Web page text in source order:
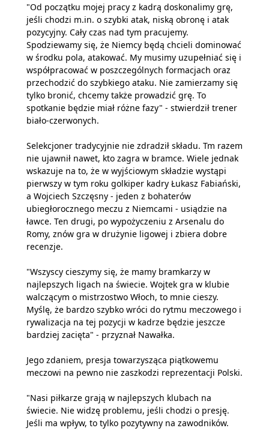
"Od początku mojej pracy z kadrą doskonalimy grę,
jeśli chodzi m.in. o szybki atak, niską obronę i atak
pozycyjny. Cały czas nad tym pracujemy.
Spodziewamy się, że Niemcy będą chcieli dominować
w środku pola, atakować. My musimy uzupełniać się i
współpracować w poszczególnych formacjach oraz
przechodzić do szybkiego ataku. Nie zamierzamy się
tylko bronić, chcemy także prowadzić grę. To
spotkanie będzie miał różne fazy" - stwierdził trener
biało-czerwonych.
Selekcjoner tradycyjnie nie zdradził składu. Tm razem
nie ujawnił nawet, kto zagra w bramce. Wiele jednak
wskazuje na to, że w wyjściowym składzie wystąpi
pierwszy w tym roku golkiper kadry Łukasz Fabiański,
a Wojciech Szczęsny - jeden z bohaterów
ubiegłorocznego meczu z Niemcami - usiądzie na
ławce. Ten drugi, po wypożyczeniu z Arsenalu do
Romy, znów gra w drużynie ligowej i zbiera dobre
recenzje.
"Wszyscy cieszymy się, że mamy bramkarzy w
najlepszych ligach na świecie. Wojtek gra w klubie
walczącym o mistrzostwo Włoch, to mnie cieszy.
Myślę, że bardzo szybko wróci do rytmu meczowego i
rywalizacja na tej pozycji w kadrze będzie jeszcze
bardziej zacięta" - przyznał Nawałka.
Jego zdaniem, presja towarzysząca piątkowemu
meczowi na pewno nie zaszkodzi reprezentacji Polski.
"Nasi piłkarze grają w najlepszych klubach na
świecie. Nie widzę problemu, jeśli chodzi o presję.
Jeśli ma wpływ, to tylko pozytywny na zawodników.